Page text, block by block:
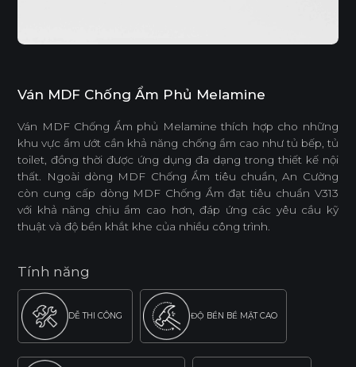
Ván MDF Chống Ẩm Phủ Melamine
Ván MDF Chống Ẩm phủ Melamine thích hợp cho những
khu vực ẩm ướt cần khả năng chống ẩm cao như tủ bếp, tủ
toilet, đồng thời được ứng dụng đa dạng trong thiết kế nội
thất. Ngoài dòng MDF Chống Ẩm tiêu chuẩn, An Cường
còn cung cấp dòng MDF Chống Ẩm đạt tiêu chuẩn V313
với khả năng chịu ẩm cao hơn, đáp ứng các yêu cầu kỹ
thuật và độ bền khắt khe của nhiều công trình.
Tính năng
DỄ THI CÔNG ĐỘ BỀN BỀ MẶT CAO